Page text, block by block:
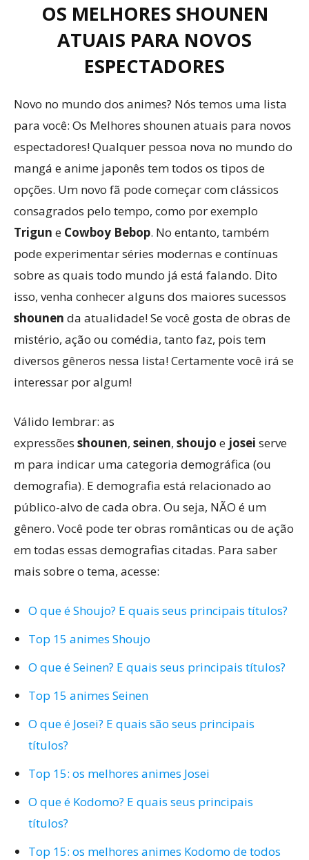
OS MELHORES SHOUNEN
ATUAIS PARA NOVOS
ESPECTADORES
Novo no mundo dos animes? Nós temos uma lista
para você: Os Melhores shounen atuais para novos
espectadores! Qualquer pessoa nova no mundo do
mangá e anime japonês tem todos os tipos de
opções. Um novo fã pode começar com clássicos
consagrados pelo tempo, como por exemplo
Trigun e Cowboy Bebop. No entanto, também
pode experimentar séries modernas e contínuas
sobre as quais todo mundo já está falando. Dito
isso, venha conhecer alguns dos maiores sucessos
shounen da atualidade! Se você gosta de obras de
mistério, ação ou comédia, tanto faz, pois tem
diversos gêneros nessa lista! Certamente você irá se
interessar por algum!
Válido lembrar: as
expressões shounen, seinen, shoujo e josei serve
m para indicar uma categoria demográfica (ou
demografia). E demografia está relacionado ao
público-alvo de cada obra. Ou seja, NÃO é um
gênero. Você pode ter obras românticas ou de ação
em todas essas demografias citadas. Para saber
mais sobre o tema, acesse:
O que é Shoujo? E quais seus principais títulos?
Top 15 animes Shoujo
O que é Seinen? E quais seus principais títulos?
Top 15 animes Seinen
O que é Josei? E quais são seus principais
títulos?
Top 15: os melhores animes Josei
O que é Kodomo? E quais seus principais
títulos?
Top 15: os melhores animes Kodomo de todos